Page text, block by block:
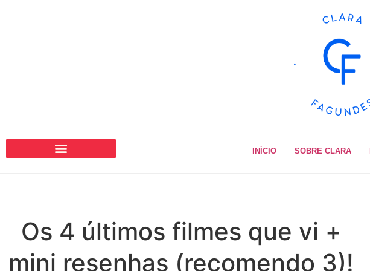
INÍCIO SOBRE CLARA
Os 4 últimos filmes que vi +
mini resenhas (recomendo 3)!